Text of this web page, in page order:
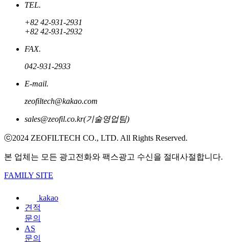
TEL.
+82 42-931-2931
+82 42-931-2932
FAX.
042-931-2933
E-mail.
zeofiltech@kakao.com
sales@zeofil.co.kr(기술영업팀)
ⓒ2024 ZEOFILTECH CO., LTD. All Rights Reserved.
본 업체는 모든 광고전화와 팩스광고 수신을 절대사절합니다.
FAMILY SITE
kakao
견적
문의
AS
문의